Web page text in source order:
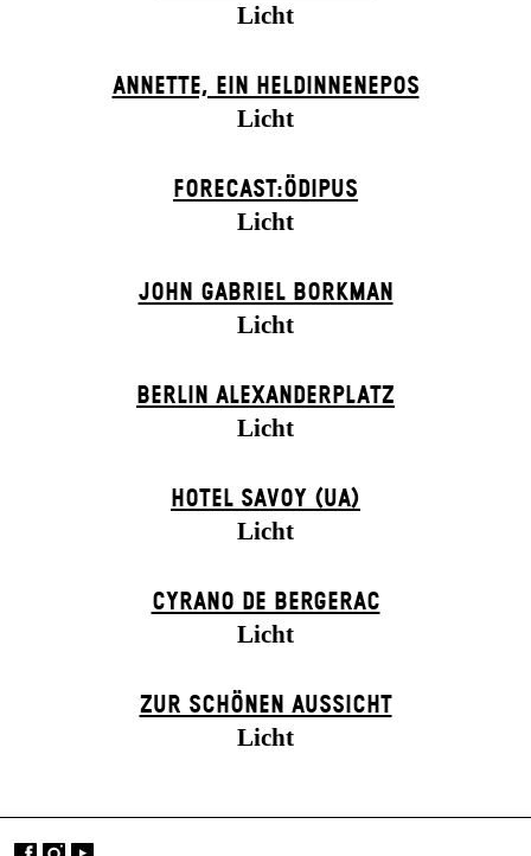
Licht
ANNETTE, EIN HELDINNENEPOS
Licht
FORECAST:ÖDIPUS
Licht
JOHN GABRIEL BORKMAN
Licht
BERLIN ALEXANDER­PLATZ
Licht
HOTEL SAVOY (UA)
Licht
CYRANO DE BERGERAC
Licht
ZUR SCHÖNEN AUSSICHT
Licht